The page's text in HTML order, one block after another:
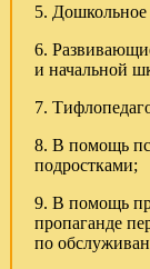
5. Дошкольное
6.
и начальной
7.
8. В помощь
подростками;
9. В помощь
пропаганде
по